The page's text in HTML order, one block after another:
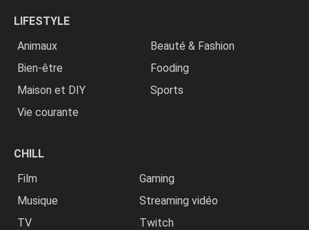
LIFESTYLE
Animaux
Beauté & Fashion
Bien-être
Fooding
Maison et DIY
Sports
Vie courante
CHILL
Film
Gaming
Musique
Streaming vidéo
TV
Twitch